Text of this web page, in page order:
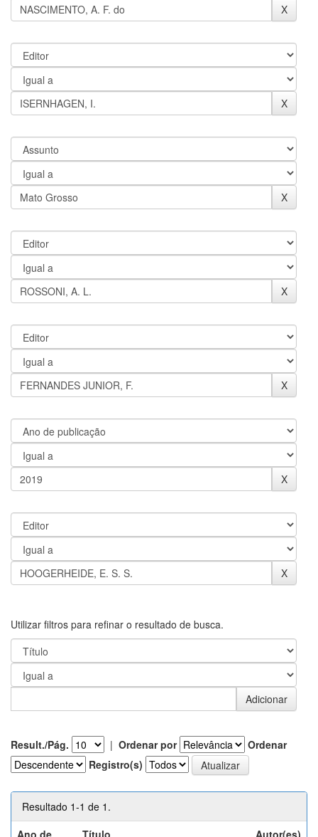
Utilizar filtros para refinar o resultado de busca.
Result./Pág. | Ordenar por
Ordenar
Registro(s)
Resultado 1-1 de 1.
Ano de
Título Autor(es)